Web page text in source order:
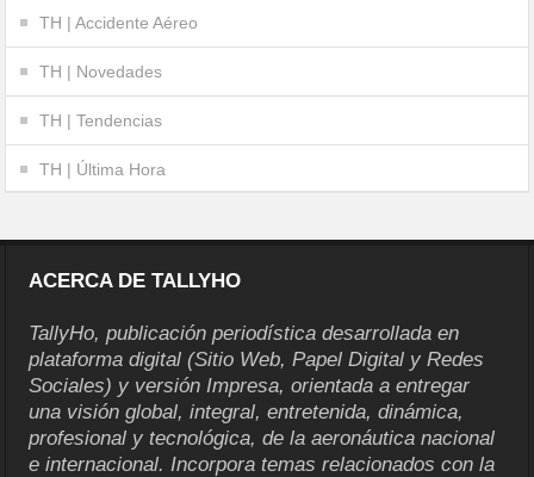
TH | Accidente Aéreo
TH | Novedades
TH | Tendencias
TH | Última Hora
ACERCA DE TALLYHO
TallyHo, publicación periodística desarrollada en
plataforma digital (Sitio Web, Papel Digital y Redes
Sociales) y versión Impresa, orientada a entregar
una visión global, integral, entretenida, dinámica,
profesional y tecnológica, de la aeronáutica nacional
e internacional. Incorpora temas relacionados con la